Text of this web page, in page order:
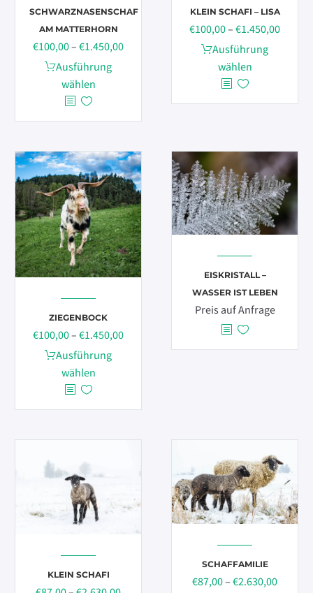
SCHWARZNASENSCHAF
AM MATTERHORN
€100,00– €1.450,00Preisspanne:
Ausführung
wählen
Dieses
Produkt
weist
mehrere
auf.
Die
Optionen
können
auf
der
Produktseite
gewählt
KLEIN SCHAFI – LISA
€100,00– €1.450,00
Ausführung
wählen
Dieses
Produkt
weist
mehrere
Die
Optionen
können
auf
der
gewählt
werden
ZIEGENBOCK
€100,00– €1.450,00Preisspanne:
Ausführung
wählen
Dieses
Produkt
weist
mehrere
auf.
Optionen
können
auf
der
werden
EISKRISTALL –
WASSER IST LEBEN
Preis auf Anfrage
KLEIN SCHAFI
SCHAFFAMILIE
€87,00– €2.630,00